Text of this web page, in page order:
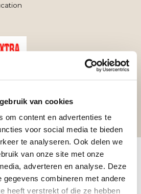
van cookies
om content en advertenties te
voor social media te bieden
te analyseren. Ook delen we
van onze site met onze
adverteren en analyse. Deze
gegevens combineren met andere
heeft verstrekt of die ze hebben
/ Divestment of Crawford &
B.V. by ArboConnect